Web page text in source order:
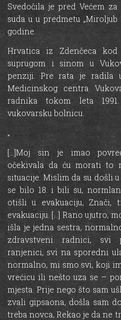
Svedočila je pred Većem
suda u u predmetu „Miroljub
godine.
Hrvatica iz Zdenčeca
suprugom i sinom u
penziji. Pre rata je radila
Medicinskog centra
radnika tokom leta
vukovarsku bolnicu.
„
[…]Moj sin je imao
očekivala da ću morati to
situacije. Mislim da su došli
se bilo 18. i bili su,
otišli u evakuaciju, Znači,
evakuaciju. […] Rano ujutro,
išla je jedna sestra,
zdravstveni radnici, svi
ranjenici, svi na sporedni
normalno, mi smo svi, koji
vrećicu ili nešto uza se –
mjesta. Prije nego što sam
zvali gipsaona, došla sam
treba novca, Rekao je da ne